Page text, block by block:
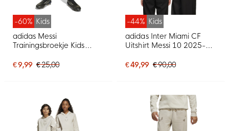
-60% Kids
adidas Messi
Trainingsbroekje Kids
€ 9,99 € 25,00
-44% Kids
adidas Inter Miami CF
Uitshirt Messi 10 2025-
€ 49,99 € 90,00